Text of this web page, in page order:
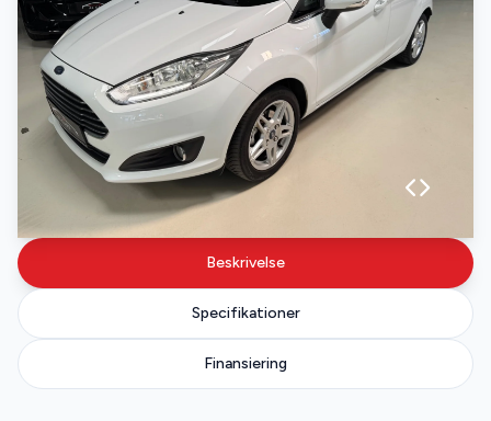
Specifikationer
Beskrivelse
Finansiering